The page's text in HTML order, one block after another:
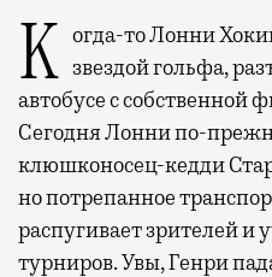
Когда-то Лонни Хокинс (Уилл Феррелл) был звездой гольфа,
автобусе с собственной
Сегодня Лонни по-
клюшконосец-кедди
но потрепанное
распугивает зрителей и
турниров. Увы, Генри